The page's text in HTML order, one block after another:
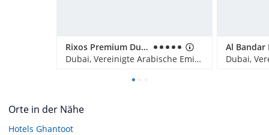
Rixos Premium Dubai JBR
Dubai, Vereinigte Arabische Emirate
Orte in der Nähe
Hotels Ghantoot